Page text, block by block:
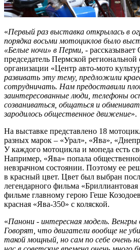
«Первый раз выставка открылась в
порядка восьми мотоциклов было
«Белые ночи» в Перми, -
председатель Пермской
организации «Центр авто-мото
развивать эту тему, предложили
сотрудничать. Нам предоставили
заинтересованные люди, телефоны
созваниваться, общаться и
зародилось общественное движение».
На выставке представлено 18
разных марок – «Урал», «Ява»,
У каждого мотоцикла и мопеда есть
Например, «Ява» попала
невзрачном состоянии. Поэтому ее
в красный цвет. Цвет был выбран
легендарного фильма
фильме главному герою Геше
красная «Ява-350» с коляской.
«Панони - интересная модель. Венгры
Говорят, что двигатели вообще не
такой мощный, но сам по себе очень